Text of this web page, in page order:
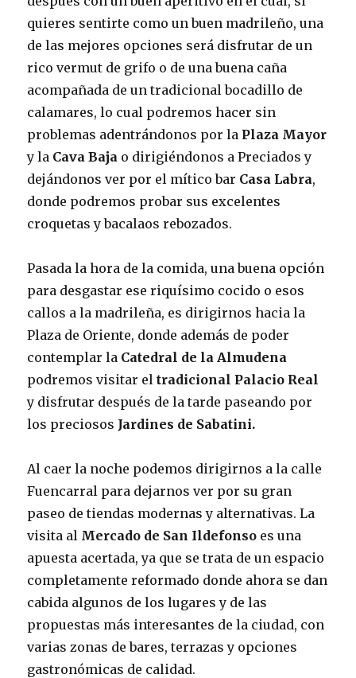
quieres sentirte como un buen madrileño, una
de las mejores opciones será disfrutar de un
rico vermut de grifo o de una buena caña
acompañada de un tradicional bocadillo de
calamares, lo cual podremos hacer sin
problemas adentrándonos por la Plaza Mayor
y la Cava Baja o dirigiéndonos a Preciados y
dejándonos ver por el mítico bar Casa Labra,
donde podremos probar sus excelentes
croquetas y bacalaos rebozados.
Pasada la hora de la comida, una buena opción
para desgastar ese riquísimo cocido o esos
callos a la madrileña, es dirigirnos hacia la
Plaza de Oriente, donde además de poder
contemplar la Catedral de la Almudena
podremos visitar eltradicional Palacio Real
y disfrutar después de la tarde paseando por
los preciosos Jardines de Sabatini.
Al caer la noche podemos dirigirnos a la calle
Fuencarral para dejarnos ver por su gran
paseo de tiendas modernas y alternativas. La
visita al Mercado de San Ildefonso es una
apuesta acertada, ya que se trata de un espacio
completamente reformado donde ahora se dan
cabida algunos de los lugares y de las
propuestas más interesantes de la ciudad, con
varias zonas de bares, terrazas y opciones
gastronómicas de calidad.